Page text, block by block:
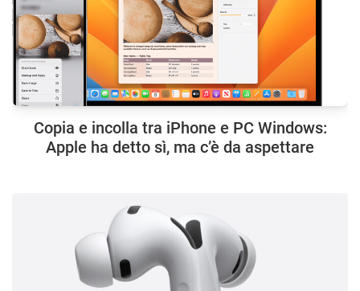
Copia e incolla tra iPhone e PC Windows:
Apple ha detto sì, ma c’è da aspettare